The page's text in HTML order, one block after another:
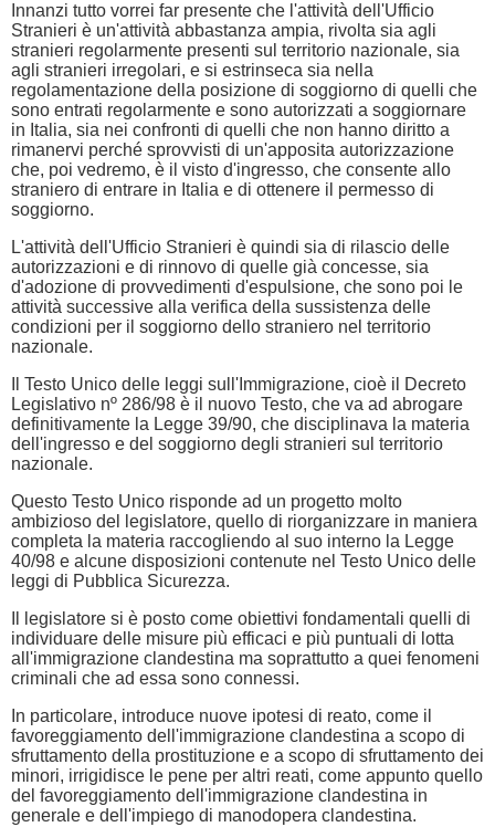
Innanzi tutto vorrei far presente che l'attività dell'Ufficio
Stranieri è un'attività abbastanza ampia, rivolta sia agli
stranieri regolarmente presenti sul territorio nazionale, sia
agli stranieri irregolari, e si estrinseca sia nella
regolamentazione della posizione di soggiorno di quelli che
sono entrati regolarmente e sono autorizzati a soggiornare
in Italia, sia nei confronti di quelli che non hanno diritto a
rimanervi perché sprovvisti di un'apposita autorizzazione
che, poi vedremo, è il visto d'ingresso, che consente allo
straniero di entrare in Italia e di ottenere il permesso di
soggiorno.
L'attività dell'Ufficio Stranieri è quindi sia di rilascio delle
autorizzazioni e di rinnovo di quelle già concesse, sia
d'adozione di provvedimenti d'espulsione, che sono poi le
attività successive alla verifica della sussistenza delle
condizioni per il soggiorno dello straniero nel territorio
nazionale.
Il Testo Unico delle leggi sull'Immigrazione, cioè il Decreto
Legislativo nº 286/98 è il nuovo Testo, che va ad abrogare
definitivamente la Legge 39/90, che disciplinava la materia
dell'ingresso e del soggiorno degli stranieri sul territorio
nazionale.
Questo Testo Unico risponde ad un progetto molto
ambizioso del legislatore, quello di riorganizzare in maniera
completa la materia raccogliendo al suo interno la Legge
40/98 e alcune disposizioni contenute nel Testo Unico delle
leggi di Pubblica Sicurezza.
Il legislatore si è posto come obiettivi fondamentali quelli di
individuare delle misure più efficaci e più puntuali di lotta
all'immigrazione clandestina ma soprattutto a quei fenomeni
criminali che ad essa sono connessi.
In particolare, introduce nuove ipotesi di reato, come il
favoreggiamento dell'immigrazione clandestina a scopo di
sfruttamento della prostituzione e a scopo di sfruttamento dei
minori, irrigidisce le pene per altri reati, come appunto quello
del favoreggiamento dell'immigrazione clandestina in
generale e dell'impiego di manodopera clandestina.